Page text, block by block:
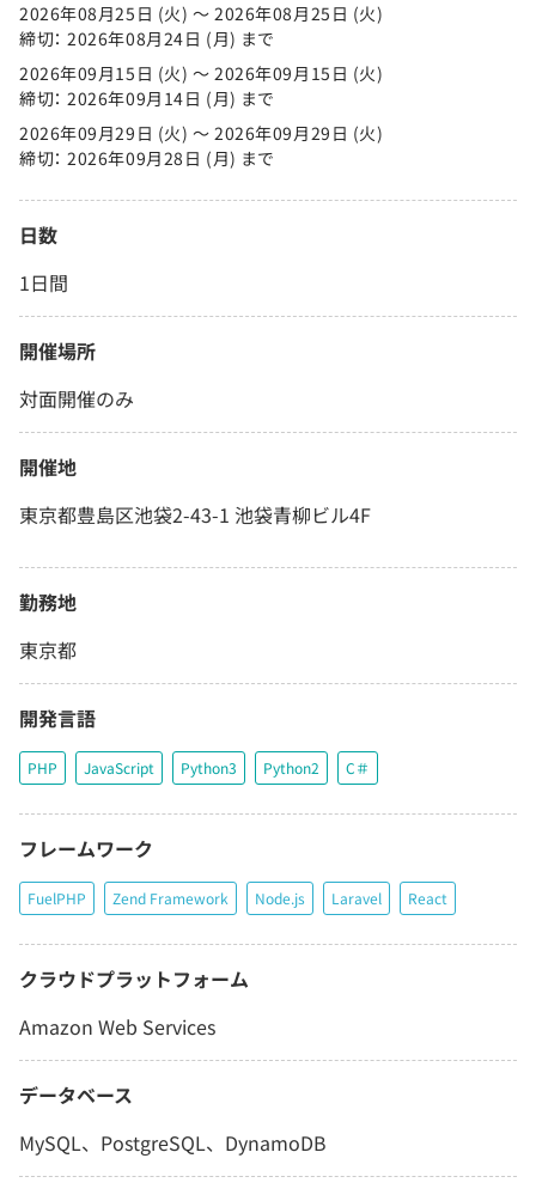
2026年08月25日 (火) 〜 2026年08月25日 (火)
締切： 2026年08月24日 (月) まで
2026年09月15日 (火) 〜 2026年09月15日 (火)
締切： 2026年09月14日 (月) まで
2026年09月29日 (火) 〜 2026年09月29日 (火)
締切： 2026年09月28日 (月) まで
日数
1日間
開催場所
対面開催のみ
開催地
東京都豊島区池袋2-43-1 池袋青柳ビル4F
勤務地
東京都
開発言語
PHP JavaScript Python3 Python2 C＃
フレームワーク
FuelPHP Zend Framework Node.js Laravel React
クラウドプラットフォーム
Amazon Web Services
データベース
MySQL、PostgreSQL、DynamoDB